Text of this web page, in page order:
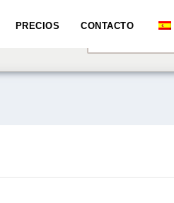
a different
English
PRECIOS CONTACTO